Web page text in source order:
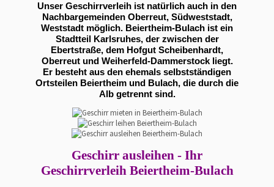
Unser Geschirrverleih ist natürlich auch in den
Nachbargemeinden Oberreut, Südweststadt,
Weststadt möglich. Beiertheim-Bulach ist ein
Stadtteil Karlsruhes, der zwischen der
Ebertstraße, dem Hofgut Scheibenhardt,
Oberreut und Weiherfeld-Dammerstock liegt.
Er besteht aus den ehemals selbstständigen
Ortsteilen Beiertheim und Bulach, die durch die
Alb getrennt sind.
Geschirr ausleihen - Ihr
Geschirrverleih Beiertheim-Bulach